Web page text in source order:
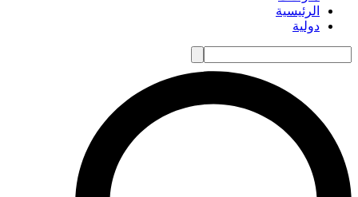
الرئيسية
دولية